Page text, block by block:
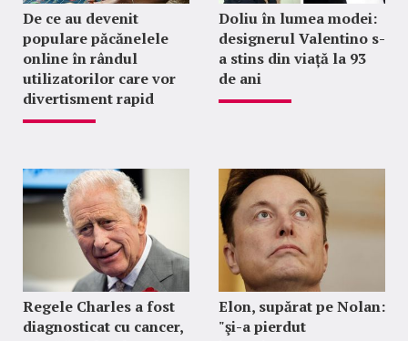
De ce au devenit
populare păcănelele
online în rândul
utilizatorilor care vor
divertisment rapid
Doliu în lumea modei:
designerul Valentino s-
a stins din viață la 93
de ani
Regele Charles a fost
diagnosticat cu cancer,
Elon, supărat pe Nolan:
"şi-a pierdut